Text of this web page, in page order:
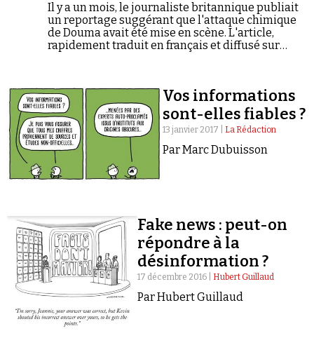
Il y a un mois, le journaliste britannique publiait
un reportage suggérant que l'attaque chimique
de Douma avait été mise en scène. L'article,
rapidement traduit en français et diffusé sur
auteur à la plus élémentaire déontologie.
Vos informations
sont-elles fiables ?
13 janvier 2017 | La Rédaction
Par Marc Dubuisson‏
Fake news : peut-on
répondre à la
désinformation ?
17 décembre 2016 | Hubert Guillaud
Par Hubert Guillaud